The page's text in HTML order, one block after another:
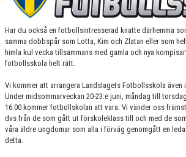
MEDLEMSKAP
VÅRA LAG/LEDARE
MATCHER
LÄNKAR
KONTAKT
DOKUMENT
Har du också en fotbollsintresserad knatte därhemma
samma dobbspår som Lotta, Kim och Zlatan eller som
himla kul vecka tillsammans med gamla och nya
fotbollsskola helt rätt.
Vi kommer att arrangera Landslagets Fotbollsskola även
Under midsommarveckan 20-23:e juni, måndag till
16:00 kommer fotbollskolan att vara. Vi vänder oss
dvs från de som gått ut förskoleklass till och med de
våra äldre ungdomar som alla i förväg genomgått en
detta.